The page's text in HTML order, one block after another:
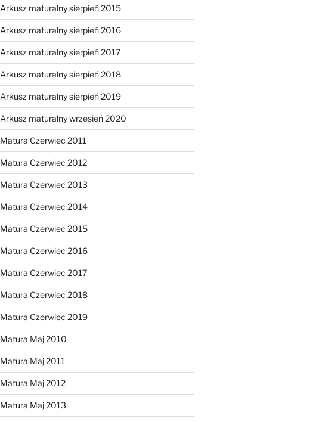
Arkusz maturalny sierpień 2015
Arkusz maturalny sierpień 2016
Arkusz maturalny sierpień 2017
Arkusz maturalny sierpień 2018
Arkusz maturalny sierpień 2019
Arkusz maturalny wrzesień 2020
Matura Czerwiec 2011
Matura Czerwiec 2012
Matura Czerwiec 2013
Matura Czerwiec 2014
Matura Czerwiec 2015
Matura Czerwiec 2016
Matura Czerwiec 2017
Matura Czerwiec 2018
Matura Czerwiec 2019
Matura Maj 2010
Matura Maj 2011
Matura Maj 2012
Matura Maj 2013